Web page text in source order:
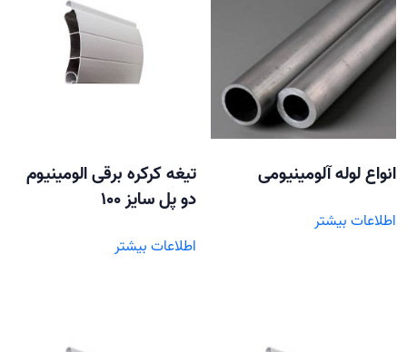
انواع لوله آلومینیومی
اطلاعات بیشتر
تیغه کرکره برقی الومینیوم
دو پل سایز 100
اطلاعات بیشتر